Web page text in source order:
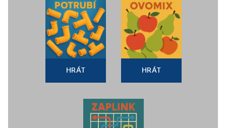
HRÁT HRÁT